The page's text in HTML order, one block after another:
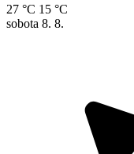
27 °C 15 °C
sobota 8. 8.